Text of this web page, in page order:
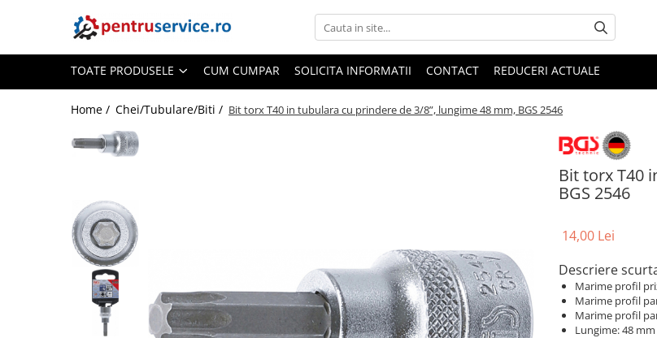
Toate Produsele
Scule Speciale
Scule pentru Motociclete
Scule Speciale pentru Camion
Extractoare, Injectoare, Rulmenti
Tinichigerie, Caroserie
Sistem de racire, incalzire, aer
Unelte de Motor si accesorii
Scule Speciale pentru atelier
TOATE PRODUSELE CUM CUMPAR SOLICITA INFORMATII CONTACT REDUCERI ACTUALE
Home / Chei/Tubulare/Biti / Bit torx T40 in tubulara cu prindere de 3/8”, lungime 48 mm, BGS 2546
Bit torx T40
BGS 2546
14,00 Lei
Descriere
Marime profil
Marime profil
Marime profil
Lungime: 48 mm